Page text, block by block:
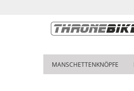
MANSCHETTENKNÖPFE